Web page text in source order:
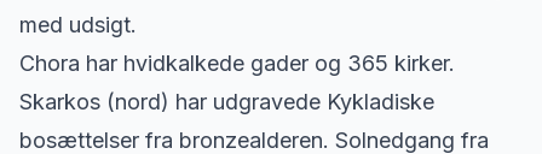
med udsigt.
Chora har hvidkalkede gader og 365 kirker.
Skarkos (nord) har udgravede Kykladiske
bosættelser fra bronzealderen. Solnedgang fra